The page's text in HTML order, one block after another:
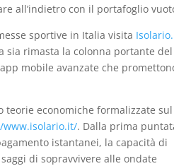
all’indietro con il portafoglio
sportive in Italia visita
sia rimasta la colonna portante del
mobile avanzate che
teorie economiche formalizzate sul
www.isolario.it/. Dalla prima
istantanei, la capacità di
di sopravvivere alle ondate